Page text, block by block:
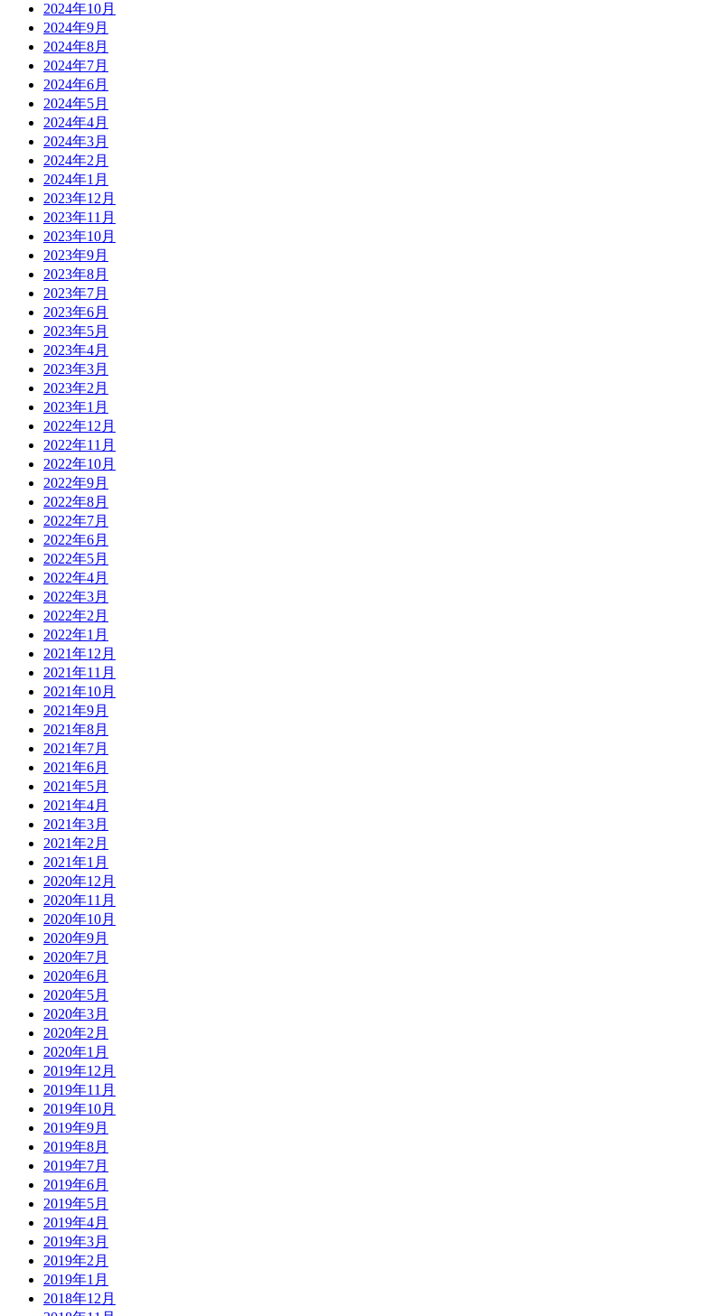
2024年10月
2024年9月
2024年8月
2024年7月
2024年6月
2024年5月
2024年4月
2024年3月
2024年2月
2024年1月
2023年12月
2023年11月
2023年10月
2023年9月
2023年8月
2023年7月
2023年6月
2023年5月
2023年4月
2023年3月
2023年2月
2023年1月
2022年12月
2022年11月
2022年10月
2022年9月
2022年8月
2022年7月
2022年6月
2022年5月
2022年4月
2022年3月
2022年2月
2022年1月
2021年12月
2021年11月
2021年10月
2021年9月
2021年8月
2021年7月
2021年6月
2021年5月
2021年4月
2021年3月
2021年2月
2021年1月
2020年12月
2020年11月
2020年10月
2020年9月
2020年7月
2020年6月
2020年5月
2020年3月
2020年2月
2020年1月
2019年12月
2019年11月
2019年10月
2019年9月
2019年8月
2019年7月
2019年6月
2019年5月
2019年4月
2019年3月
2019年2月
2019年1月
2018年12月